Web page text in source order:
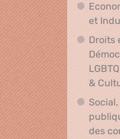
et
Droits
&
des